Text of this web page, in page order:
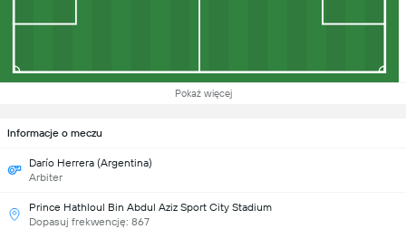
Pokaż więcej
Informacje o meczu
Darío Herrera (Argentina)
Arbiter
Prince Hathloul Bin Abdul Aziz Sport City Stadium
Dopasuj frekwencję: 867